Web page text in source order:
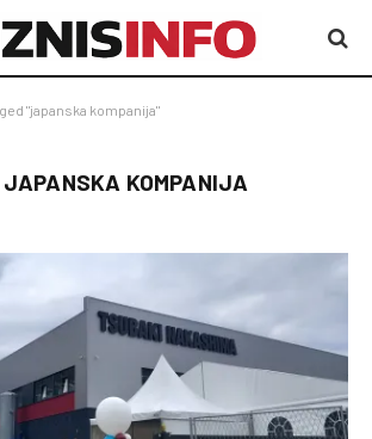
"japanska kompanija"
JAPANSKA KOMPANIJA